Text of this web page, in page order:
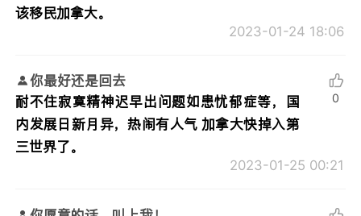
该移民加拿大。
2023-01-24 18:06
你最好还是回去
耐不住寂寞精神迟早出问题如患忧郁症等，国
内发展日新月异，热闹有人气 加拿大快掉入第
三世界了。
2023-01-25 00:21
0